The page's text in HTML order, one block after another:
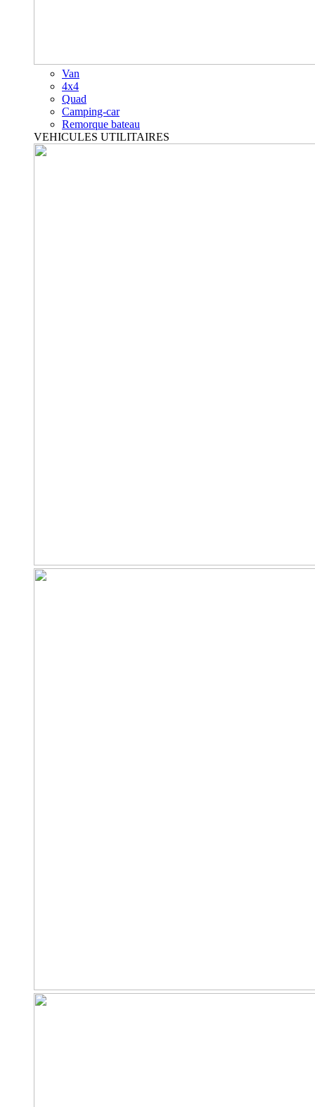
Van
4x4
Quad
Camping-car
Remorque bateau
VEHICULES UTILITAIRES